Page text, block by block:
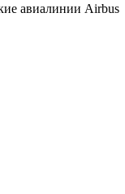
авиалинии Airbus